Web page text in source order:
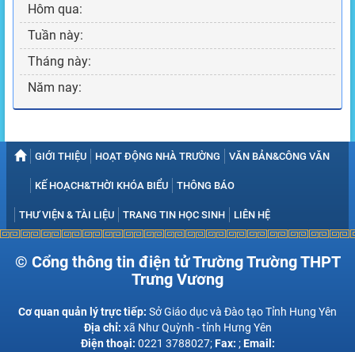
Hôm qua:
Tuần này:
Tháng này:
Năm nay:
GIỚI THIỆU HOẠT ĐỘNG NHÀ TRƯỜNG VĂN BẢN&CÔNG VĂN
KẾ HOẠCH&THỜI KHÓA BIỂU THÔNG BÁO
THƯ VIỆN & TÀI LIỆU TRANG TIN HỌC SINH LIÊN HỆ
© Cổng thông tin điện tử Trường Trường THPT
Trưng Vương
Cơ quan quản lý trực tiếp: Sở Giáo dục và Đào tạo Tỉnh Hung Yên
Địa chỉ: xã Như Quỳnh - tỉnh Hưng Yên
Điện thoại: 0221 3788027;Fax: ;Email: